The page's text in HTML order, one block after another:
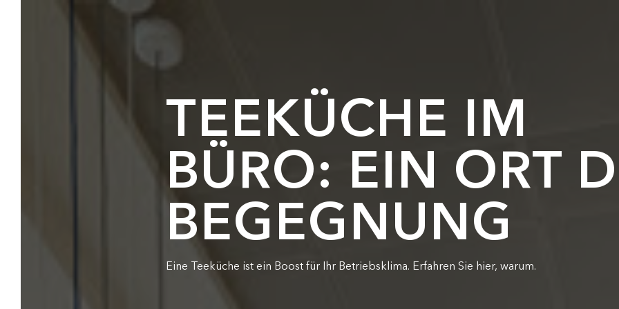
TEEKÜCHE IM
BÜRO: EIN ORT
BEGEGNUNG
Eine Teeküche ist ein Boost für Ihr Betriebsklima. Erfahren Sie hier, warum.